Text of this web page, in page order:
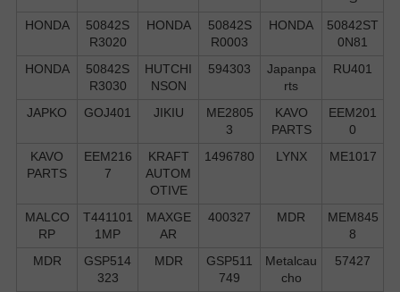
HONDA
50842S
R3020
HONDA
50842S
R0003
HONDA
50842ST
0N81
HONDA
50842S
R3030
HUTCHI
NSON
594303
Japanpa
rts
RU401
JAPKO GOJ401 JIKIU
ME2805
3
KAVO
PARTS
EEM201
0
KAVO
PARTS
EEM216
7
KRAFT
AUTOM
OTIVE
1496780 LYNX ME1017
MALCO
RP
T441101
1MP
MAXGE
AR
400327 MDR
MEM845
8
MDR
GSP514
323
MDR
GSP511
749
Metalcau
cho
57427